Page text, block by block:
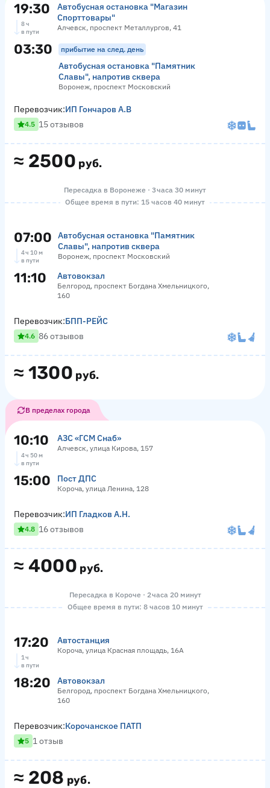
19:30
Автобусная остановка "Магазин
Спорттовары"
Алчевск, проспект Металлургов, 41
8 ч
в пути
03:30 прибытие на след. день
Автобусная остановка "Памятник
Славы", напротив сквера
Воронеж, проспект Московский
≈ 2500 руб.
Перевозчик:ИП Гончаров А.В
4.5 15 отзывов
Пересадка в Воронеже · 3 часа 30 минут
Общее время в пути: 15 часов 40 минут
07:00
Автобусная остановка "Памятник
Славы", напротив сквера
Воронеж, проспект Московский
4 ч 10 м
в пути
11:10 Автовокзал
Белгород, проспект Богдана Хмельницкого,
160
≈ 1300 руб.
Перевозчик:БПП-РЕЙС
4.6 86 отзывов
В пределах города
10:10 АЗС «ГСМ Снаб»
Алчевск, улица Кирова, 157
4 ч 50 м
в пути
15:00 Пост ДПС
Короча, улица Ленина, 128
≈ 4000 руб.
Перевозчик:ИП Гладков А.Н.
4.8 16 отзывов
Пересадка в Короче · 2 часа 20 минут
Общее время в пути: 8 часов 10 минут
17:20 Автостанция
Короча, улица Красная площадь, 16А
1 ч
в пути
18:20 Автовокзал
Белгород, проспект Богдана Хмельницкого,
160
≈ 208 руб.
Перевозчик:Корочанское ПАТП
5 1 отзыв